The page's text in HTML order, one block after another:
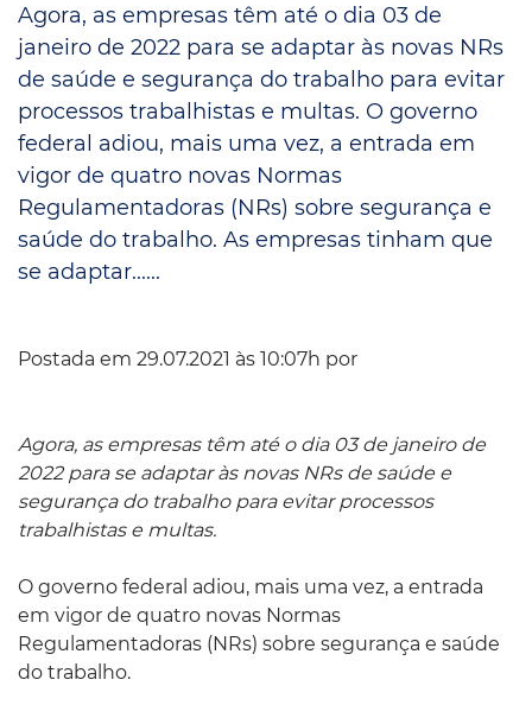
Agora, as empresas têm até o dia 03 de
janeiro de 2022 para se adaptar às novas NRs
de saúde e segurança do trabalho para evitar
processos trabalhistas e multas. O governo
federal adiou, mais uma vez, a entrada em
vigor de quatro novas Normas
Regulamentadoras (NRs) sobre segurança e
saúde do trabalho. As empresas tinham que
se adaptar......
Postada em 29.07.2021 às 10:07h por
Agora, as empresas têm até o dia 03 de janeiro de
2022 para se adaptar às novas NRs de saúde e
segurança do trabalho para evitar processos
trabalhistas e multas.
O governo federal adiou, mais uma vez, a entrada
em vigor de quatro novas Normas
Regulamentadoras (NRs) sobre segurança e saúde
do trabalho.